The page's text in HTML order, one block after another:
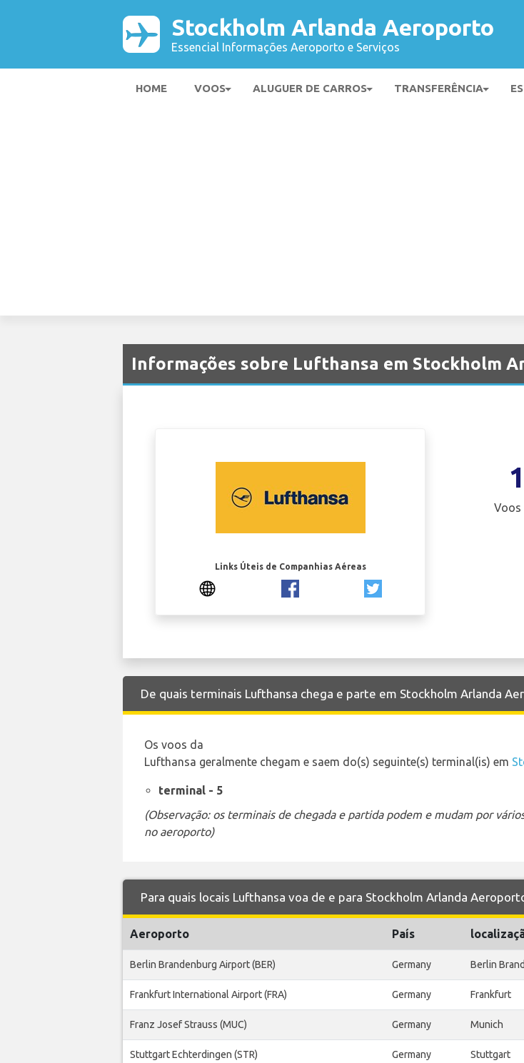
Stockholm Arlanda Aeroporto
Essencial Informações Aeroporto e Serviços
HOME VOOS ALUGUER DE CARROS TRANSFERÊNCIA
Informações sobre Lufthansa em Stockholm
Links Úteis de Companhias Aéreas
Voos
De quais terminais Lufthansa chega e parte em Stockholm Arlanda
Os voos da
Lufthansa geralmente chegam e saem do(s) seguinte(s) terminal(is) em
terminal - 5
(Observação: os terminais de chegada e partida podem e mudam por
no aeroporto)
Para quais locais Lufthansa voa de e para Stockholm Arlanda
Aeroporto País
Berlin Brandenburg Airport (BER) Germany Berlin
Frankfurt International Airport (FRA) Germany Frankfurt
Franz Josef Strauss (MUC) Germany Munich
Stuttgart Echterdingen (STR) Germany Stuttgart